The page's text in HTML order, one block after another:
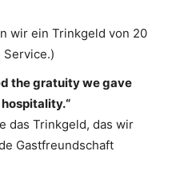
wir ein Trinkgeld von 20
Service.)
the gratuity we gave
das Trinkgeld, das wir
Gastfreundschaft